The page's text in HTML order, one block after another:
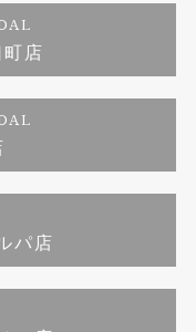
輪
ン
店
パ店